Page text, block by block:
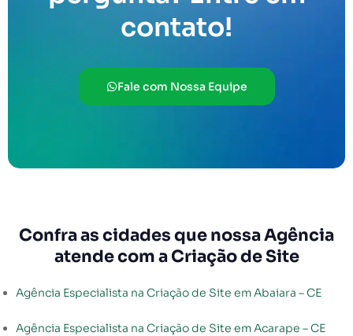
contato!
Fale com Nossa Equipe
Confra as cidades que nossa Agência
atende com a Criação de Site
Agência Especialista na Criação de Site em Abaiara – CE
Agência Especialista na Criação de Site em Acarape – CE